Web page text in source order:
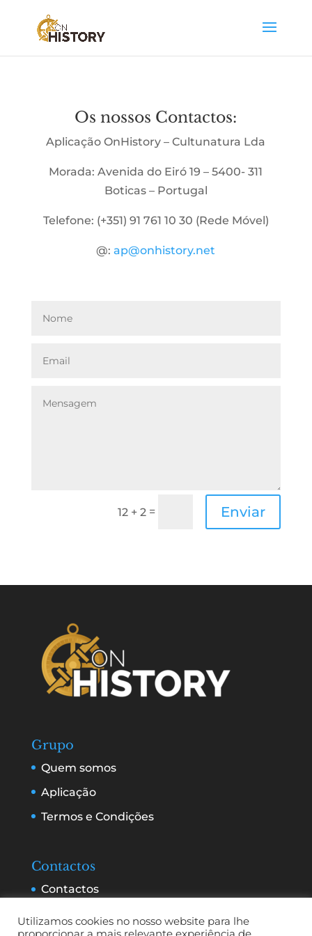
Os nossos Contactos:
Aplicação OnHistory – Cultunatura Lda
Morada: Avenida do Eiró 19 – 5400- 311
Boticas – Portugal
Telefone: (+351) 91 761 10 30 (Rede Móvel)
@:ap@onhistory.net
12 + 2 = Enviar
Grupo
Quem somos
Aplicação
Termos e Condições
Contactos
Contactos
Utilizamos cookies no nosso website para lhe